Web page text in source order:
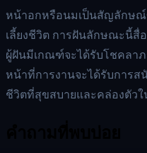
หน้าอกหรือนมเป็นสัญลักษณ์
เลี้ยงชีวิต การฝันลักษณะนี้สื่
ผู้ฝันมีเกณฑ์จะได้รับโชคลา
หน้าที่การงานจะได้รับการ
ชีวิตที่สุขสบายและคล่องตัว